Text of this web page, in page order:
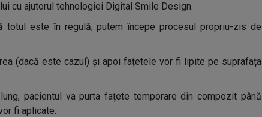
cu ajutorul tehnologiei Digital Smile Design.
totul este în regulă, putem începe procesul propriu-zis de
(dacă este cazul) și apoi fațetele vor fi lipite pe suprafața
pacientul va purta fațete temporare din compozit până
fi aplicate.